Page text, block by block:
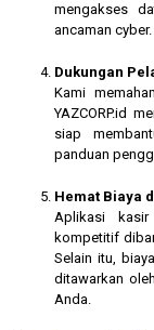
mengakses
ancaman cyber.
Dukungan
Kami
YAZCORP.id
siap
panduan
Hemat Biaya
Aplikasi kasir
kompetitif
Selain itu,
ditawarkan
Anda.